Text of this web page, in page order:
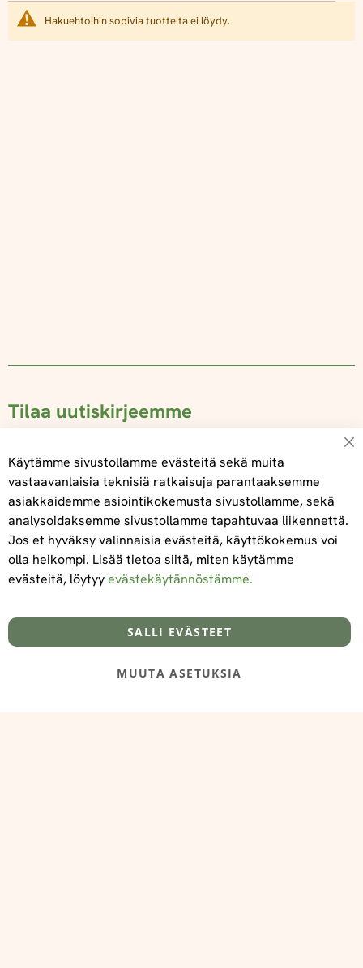
Hakuehtoihin sopivia tuotteita ei löydy.
Tilaa uutiskirjeemme
Tilaa
Tietoa meistä
@‌2025 FooDeliDoo
Toimitus- ja maksuehdot
Käytämme sivustollamme evästeitä sekä muita
vastaavanlaisia teknisiä ratkaisuja parantaaksemme
asiakkaidemme asiointikokemusta sivustollamme, sekä
analysoidaksemme sivustollamme tapahtuvaa liikennettä.
Jos et hyväksy valinnaisia evästeitä, käyttökokemus voi
olla heikompi. Lisää tietoa siitä, miten käytämme
evästeitä, löytyyevästekäytännöstämme.
SALLI EVÄSTEET
MUUTA ASETUKSIA